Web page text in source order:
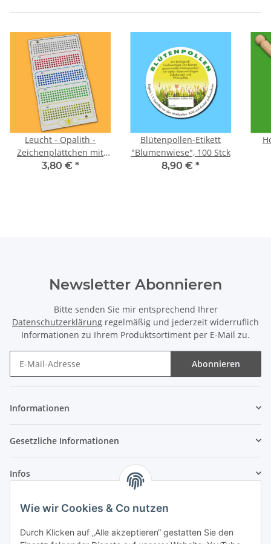
Wie wir Cookies & Co nutzen
Durch Klicken auf „Alle akzeptieren“ gestatten Sie den
Leucht - Opalith -
Zeichenplättchen mit
Nummern: Farbe Grün
3,80 € *
Blütenpollen-Etikett
"Blumenwiese", 100 Stck
8,90 € *
Newsletter Abonnieren
Bitte senden Sie mir entsprechend Ihrer
Datenschutzerklärung regelmäßig und jederzeit widerruflich
Informationen zu Ihrem Produktsortiment per E-Mail zu.
Abonnieren
Informationen
Gesetzliche Informationen
Infos
Laden - Öffnungszeiten: